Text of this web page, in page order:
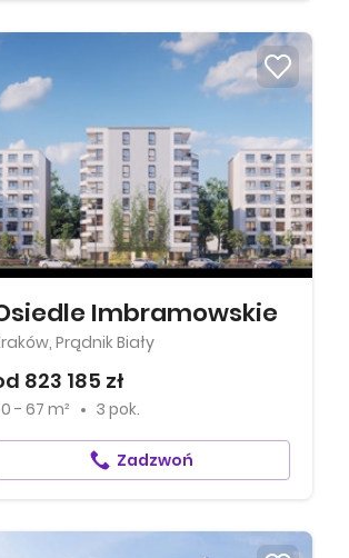
Imbramowskie
Prądnik Biały
823 185 zł
- 67 m² 3 pok.
Zadzwoń